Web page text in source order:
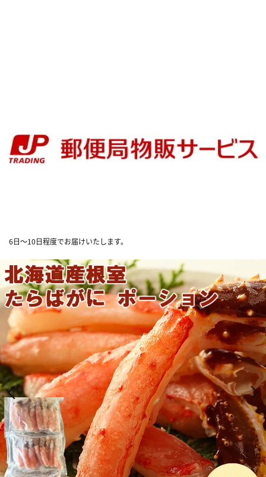
6日～10日程度でお届けいたします。